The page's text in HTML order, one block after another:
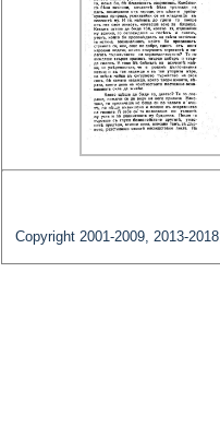
Copyright 2001-2009, 2013-